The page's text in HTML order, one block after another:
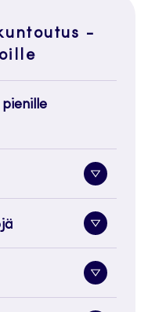
-
pienille
painike
painike
painike